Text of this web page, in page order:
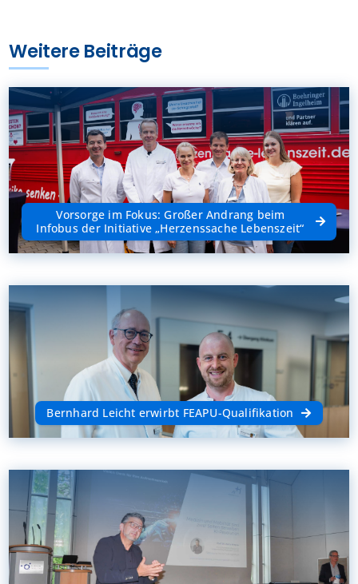
Weitere Beiträge
Vorsorge im Fokus: Großer Andrang beim
Infobus der Initiative „Herzenssache Lebenszeit“
Bernhard Leicht erwirbt FEAPU-Qualifikation